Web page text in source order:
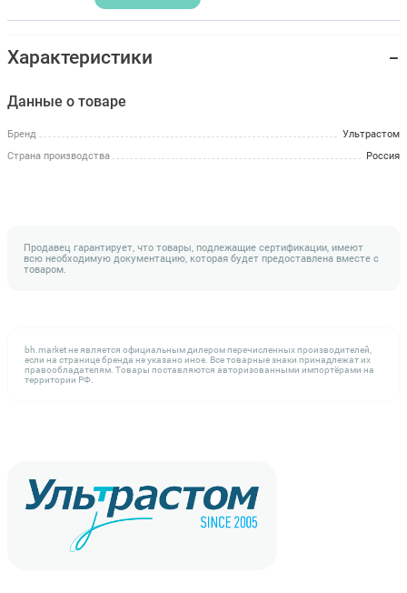
Характеристики
Данные о товаре
Бренд
Ультрастом
Страна производства
Россия
Продавец гарантирует, что товары, подлежащие сертификации, имеют
всю необходимую документацию, которая будет предоставлена вместе с
товаром.
bh.market не является официальным дилером перечисленных производителей,
если на странице бренда не указано иное. Все товарные знаки принадлежат их
правообладателям. Товары поставляются авторизованными импортёрами на
территории РФ.